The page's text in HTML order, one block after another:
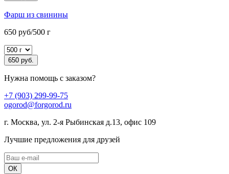
Фарш из свинины
650 руб/500 г
650 руб.
Нужна помощь с заказом?
+7 (903) 299-99-75
ogorod@forgorod.ru
г. Москва, ул. 2-я Рыбинская д.13, офис 109
Лучшие предложения для друзей
ОК